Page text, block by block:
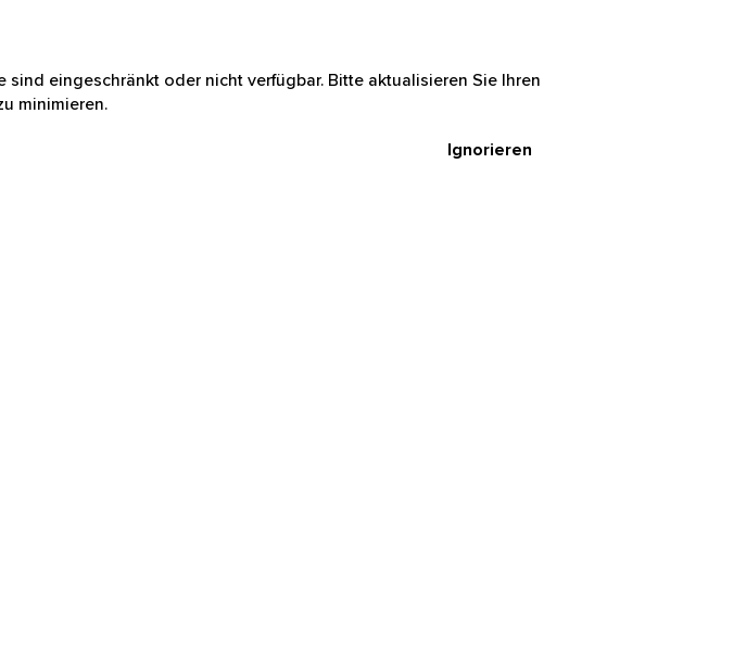
eingeschränkt oder nicht verfügbar. Bitte aktualisieren Sie Ihren
minimieren.
Ignorieren